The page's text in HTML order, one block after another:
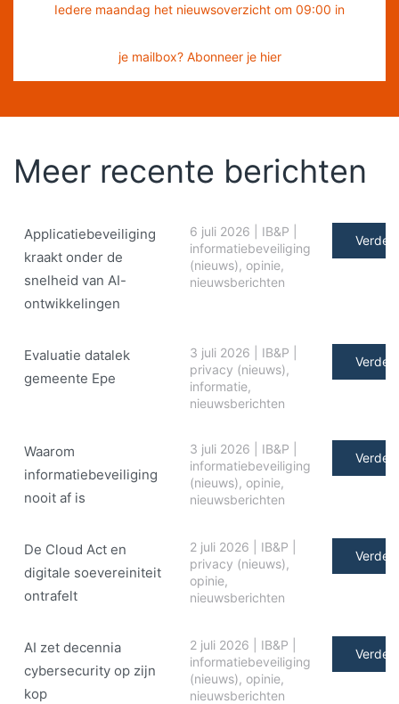
Iedere maandag het nieuwsoverzicht om 09:00 in
je mailbox? Abonneer je hier
Meer recente berichten
Applicatiebeveiliging
kraakt onder de
snelheid van AI-
ontwikkelingen
6 juli 2026 IB&P
informatiebeveiliging
(nieuws), opinie,
nieuwsberichten
Verder
Evaluatie datalek
gemeente Epe
3 juli 2026 IB&P
privacy (nieuws),
informatie,
nieuwsberichten
Verder
Waarom
informatiebeveiliging
nooit af is
3 juli 2026 IB&P
informatiebeveiliging
(nieuws), opinie,
nieuwsberichten
Verder
De Cloud Act en
digitale soe­ve­rei­ni­teit
ontrafelt
2 juli 2026 IB&P
privacy (nieuws),
opinie,
nieuwsberichten
Verder
AI zet decennia
cybersecurity op zijn
kop
2 juli 2026 IB&P
informatiebeveiliging
(nieuws), opinie,
nieuwsberichten
Verder